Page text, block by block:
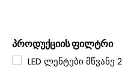
პროდუქციის ფილტრი
LED ლენტები მწვანე